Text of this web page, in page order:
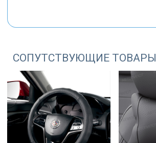
СОПУТСТВУЮЩИЕ ТОВАРЫ